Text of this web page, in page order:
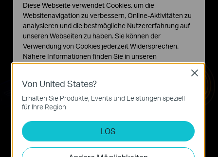
Von United States?
Erhalten Sie Produkte, Events und Leistungen speziell
für Ihre Region
LOS
Close
Diese Webseite verwendet Cookies, um die
Websitenavigation zu verbessern, Online-Aktivitäten zu
analysieren und die bestmögliche Nutzererfahrung auf
unseren Webseiten zu haben. Sie können der
Verwendung von Cookies jederzeit Widersprechen.
Nähere Informationen finden Sie in unseren
Datenschutzhinweisen.
Notwendige Cookies
Diese Cookies sind zur Funktion der Website
erforderlich und können in Ihren Systemen nicht
Analyse- und Marketing-Cookies
Analyse-Cookies ermöglichen es uns, Ihre Aktivitäten
auf unserer Website zu analysieren, um die